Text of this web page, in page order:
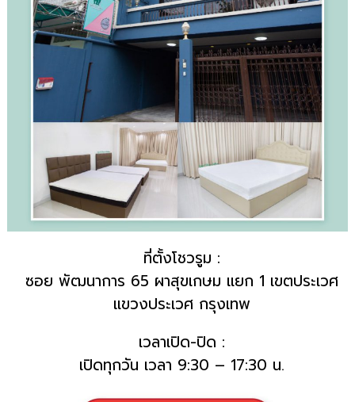
ที่ตั้งโชวรูม :
ซอย พัฒนาการ 65 ผาสุขเกษม แยก 1 เขตประเวศ
แขวงประเวศ กรุงเทพ
เวลาเปิด-ปิด :
เปิดทุกวัน เวลา 9:30 – 17:30 น.